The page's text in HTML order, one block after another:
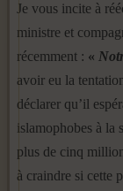
Je vous incite à
ministre et
récemment : «
avoir eu la
déclarer qu’il
islamophobes à la
plus de cinq
à craindre si cette